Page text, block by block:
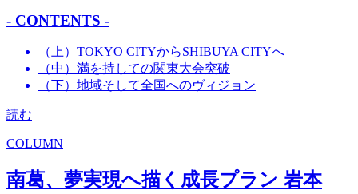
- CONTENTS -
（上）TOKYO CITYからSHIBUYA CITYへ
（中）満を持しての関東大会突破
（下）地域そして全国へのヴィジョン
読む
COLUMN
南葛、夢実現へ描く成長プラン 岩本